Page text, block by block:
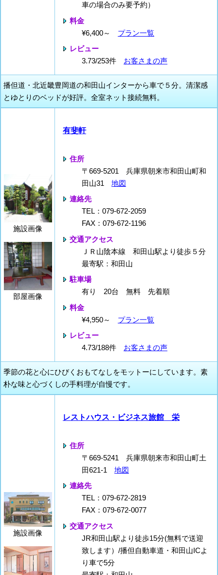
車の場合のみ要予約）
料金
¥6,400～ プラン一覧
レビュー
3.73/253件 お客さまの声
播但道・北近畿豊岡道の和田山インターから車で５分。清潔感
とゆとりのベッドが好評。全室ネット接続無料。
施設画像
部屋画像
有斐軒
住所
〒669-5201 兵庫県朝来市和田山町和
田山31 地図
連絡先
TEL：079-672-2059
FAX：079-672-1196
交通アクセス
ＪＲ山陰本線 和田山駅より徒歩５分
最寄駅：和田山
駐車場
有り 20台 無料 先着順
料金
¥4,950～ プラン一覧
レビュー
4.73/188件 お客さまの声
季節の花と心にひびくおもてなしをモットーにしています。素
朴な味と心づくしの手料理が自慢です。
施設画像
レストハウス・ビジネス旅館 栄
住所
〒669-5241 兵庫県朝来市和田山町土
田621-1 地図
連絡先
TEL：079-672-2819
FAX：079-672-0077
交通アクセス
JR和田山駅より徒歩15分(無料で送迎
致します）/播但自動車道・和田山ICよ
り車で5分